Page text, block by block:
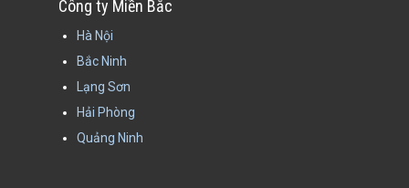
Công ty Miền Bắc
Hà Nội
Bắc Ninh
Lạng Sơn
Hải Phòng
Quảng Ninh